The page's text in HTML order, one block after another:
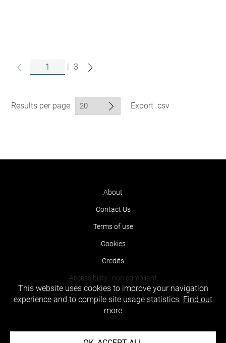
| 3
Results per page Export .csv
About
Contact Us
Terms of use
Cookies
Credits
Accessibility : non compliant
This website uses cookies to improve your navigation
experience and to compile site usage statistics. Find out
more